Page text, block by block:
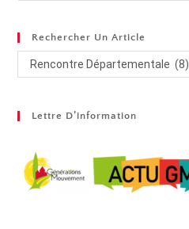
Rechercher Un Article
Rencontre Départementale (8)
Lettre D’information